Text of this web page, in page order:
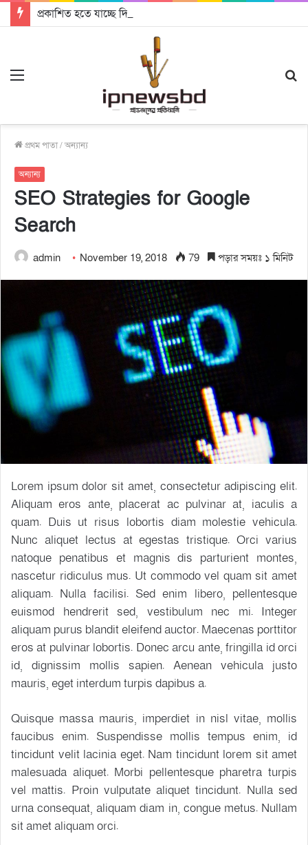
প্রকাশিত হতে যাচ্ছে দি রাবুগার নতুন গান ‘Baljanggi’
প্রথম পাতা/অন্যান্য
অন্যান্য
SEO Strategies for Google
Search
admin November 19, 2018 79 পড়ার সময়ঃ ১ মিনিট
Lorem ipsum dolor sit amet, consectetur adipiscing elit.
Aliquam eros ante, placerat ac pulvinar at, iaculis a
quam. Duis ut risus lobortis diam molestie vehicula.
Nunc aliquet lectus at egestas tristique. Orci varius
natoque penatibus et magnis dis parturient montes,
nascetur ridiculus mus. Ut commodo vel quam sit amet
aliquam. Nulla facilisi. Sed enim libero, pellentesque
euismod hendrerit sed, vestibulum nec mi. Integer
aliquam purus blandit eleifend auctor. Maecenas porttitor
eros at pulvinar lobortis. Donec arcu ante, fringilla id orci
id, dignissim mollis sapien. Aenean vehicula justo
mauris, eget interdum turpis dapibus a.
Quisque massa mauris, imperdiet in nisl vitae, mollis
faucibus enim. Suspendisse mollis tempus enim, id
tincidunt velit lacinia eget. Nam tincidunt lorem sit amet
malesuada aliquet. Morbi pellentesque pharetra turpis
vel mattis. Proin vulputate aliquet tincidunt. Nulla sed
urna consequat, aliquam diam in, congue metus. Nullam
sit amet aliquam orci.